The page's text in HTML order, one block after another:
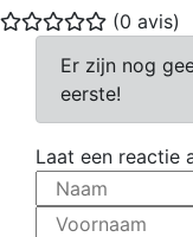
(0 avis)
Er zijn nog
eerste!
Laat een reactie
Naam
Voornaam